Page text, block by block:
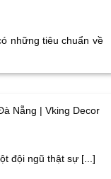
những tiêu chuẩn về
Nẵng | Vking Decor
đội ngũ thật sự [...]